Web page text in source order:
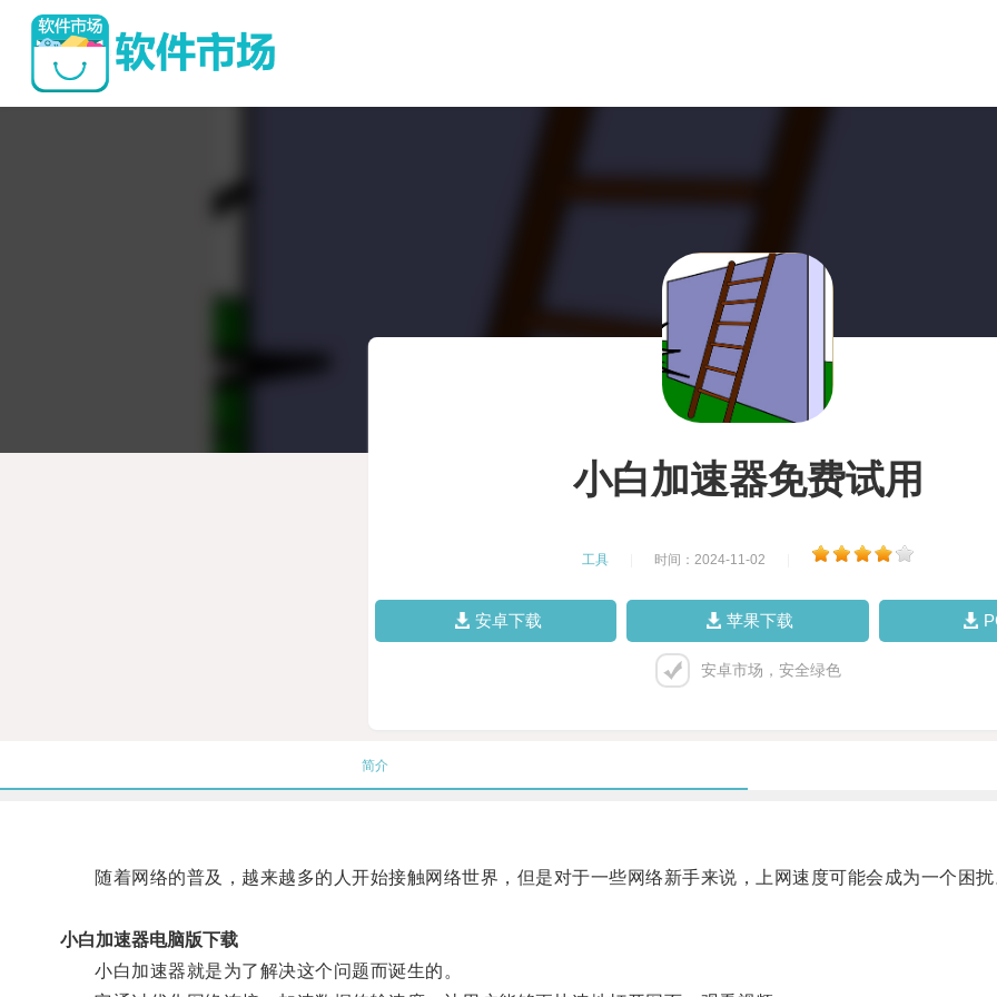
小白加速器免费试用
工具 时间：2024-11-02
安卓下载 苹果下载
安卓市场，安全绿色
简介
随着网络的普及，越来越多的人开始接触网络世界，但是对于一些网络新手来说，上网速度可能会成为一个困扰
小白加速器电脑版下载
小白加速器就是为了解决这个问题而诞生的。